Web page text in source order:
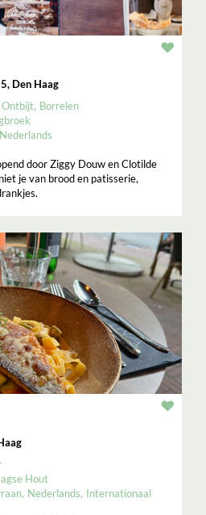
Den Haag
Ontbijt Borrelen
Nederlands
door Ziggy Douw en Clotilde
je van brood en patisserie,
Hout
Nederlands Internationaal